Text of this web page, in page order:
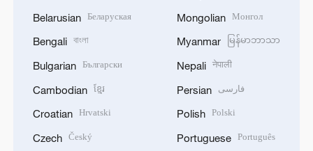
Belarusian Беларуская
Bengali বাংলা
Bulgarian Български
Cambodian ខ្មែរ
Croatian Hrvatski
Czech Český
Mongolian Монгол
Myanmar မြန်မာဘာသာ
Nepali नेपाली
Persian فارسی
Polish Polski
Portuguese Português